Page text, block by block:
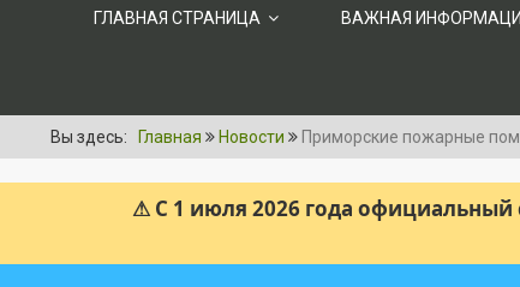
ГЛАВНАЯ СТРАНИЦА ВАЖНАЯ
Вы здесь: Главная Новости Приморские пожарные
⚠ С 1 июля 2026 года официальный